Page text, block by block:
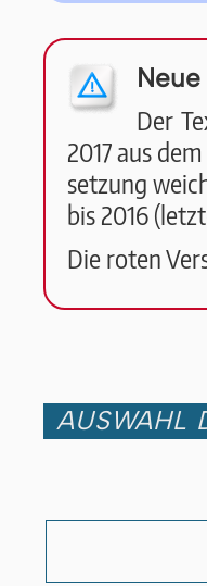
Der
2017 aus
se­tzung
bis 2016
Die roten
AUSWAHL